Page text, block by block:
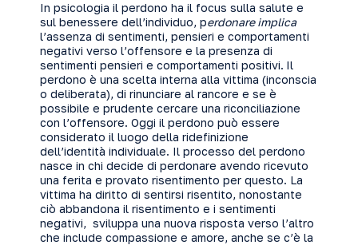
In psicologia il perdono ha il focus sulla salute e
sul benessere dell’individuo, perdonare implica
l’assenza di sentimenti, pensieri e comportamenti
negativi verso l’offensore e la presenza di
sentimenti pensieri e comportamenti positivi. Il
perdono è una scelta interna alla vittima (inconscia
o deliberata), di rinunciare al rancore e se è
possibile e prudente cercare una riconciliazione
con l’offensore. Oggi il perdono può essere
considerato il luogo della ridefinizione
dell’identità individuale. Il processo del perdono
nasce in chi decide di perdonare avendo ricevuto
una ferita e provato risentimento per questo. La
vittima ha diritto di sentirsi risentito, nonostante
ciò abbandona il risentimento e i sentimenti
negativi, sviluppa una nuova risposta verso l’altro
che include compassione e amore, anche se c’è la